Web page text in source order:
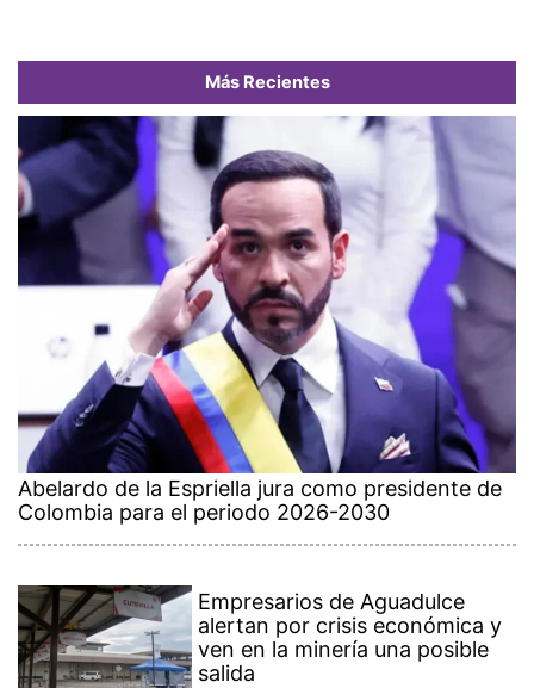
Más Recientes
Abelardo de la Espriella jura como presidente de
Colombia para el periodo 2026-2030
Empresarios de Aguadulce
alertan por crisis económica y
ven en la minería una posible
salida